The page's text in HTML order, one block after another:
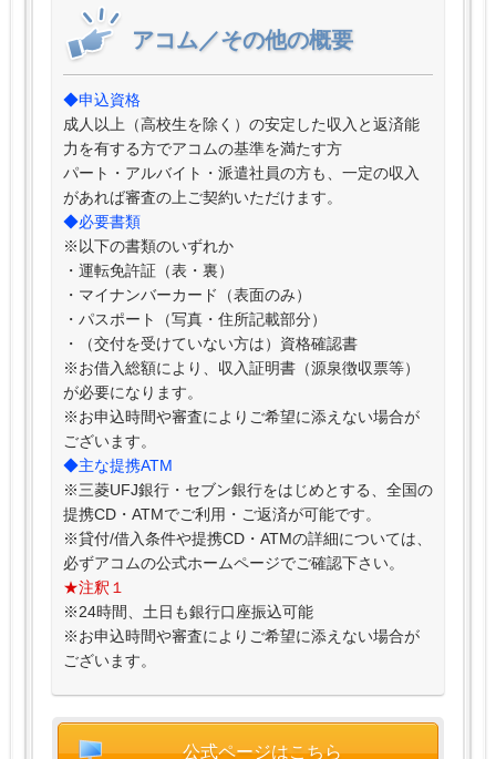
アコム／その他の概要
◆申込資格
成人以上（高校生を除く）の安定した収入と返済能
力を有する方でアコムの基準を満たす方
パート・アルバイト・派遣社員の方も、一定の収入
があれば審査の上ご契約いただけます。
◆必要書類
※以下の書類のいずれか
・運転免許証（表・裏）
・マイナンバーカード（表面のみ）
・パスポート（写真・住所記載部分）
・（交付を受けていない方は）資格確認書
※お借入総額により、収入証明書（源泉徴収票等）
が必要になります。
※お申込時間や審査によりご希望に添えない場合が
ございます。
◆主な提携ATM
※三菱UFJ銀行・セブン銀行をはじめとする、全国の
提携CD・ATMでご利用・ご返済が可能です。
※貸付/借入条件や提携CD・ATMの詳細については、
必ずアコムの公式ホームページでご確認下さい。
★注釈１
※24時間、土日も銀行口座振込可能
※お申込時間や審査によりご希望に添えない場合が
ございます。
公式ページはこちら